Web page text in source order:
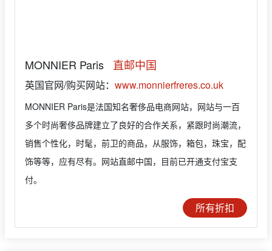
MONNIER Paris 直邮中国
英国官网/购买网站： www.monnierfreres.co.uk
MONNIER Paris是法国知名奢侈品电商网站，网站与一百
多个时尚奢侈品牌建立了良好的合作关系，紧跟时尚潮流，
销售个性化，时髦，前卫的商品，从服饰，箱包，珠宝，配
饰等等，应有尽有。网站直邮中国，目前已开通支付宝支
付。
所有折扣